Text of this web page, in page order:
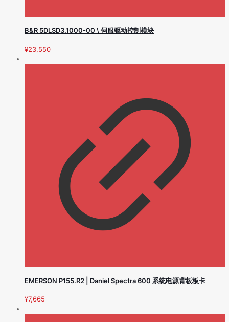
B&R 5DLSD3.1000-00 \ 伺服驱动控制模块
¥23,550
EMERSON P155.R2 | Daniel Spectra 600 系统电源背板板卡
¥7,665